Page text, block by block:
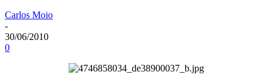
Carlos Moio
-
30/06/2010
0